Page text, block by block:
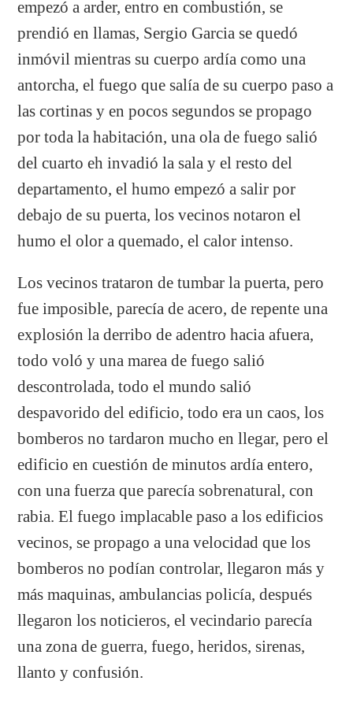
empezó a arder, entro en combustión, se
prendió en llamas, Sergio Garcia se quedó
inmóvil mientras su cuerpo ardía como una
antorcha, el fuego que salía de su cuerpo paso a
las cortinas y en pocos segundos se propago
por toda la habitación, una ola de fuego salió
del cuarto eh invadió la sala y el resto del
departamento, el humo empezó a salir por
debajo de su puerta, los vecinos notaron el
humo el olor a quemado, el calor intenso.
Los vecinos trataron de tumbar la puerta, pero
fue imposible, parecía de acero, de repente una
explosión la derribo de adentro hacia afuera,
todo voló y una marea de fuego salió
descontrolada, todo el mundo salió
despavorido del edificio, todo era un caos, los
bomberos no tardaron mucho en llegar, pero el
edificio en cuestión de minutos ardía entero,
con una fuerza que parecía sobrenatural, con
rabia. El fuego implacable paso a los edificios
vecinos, se propago a una velocidad que los
bomberos no podían controlar, llegaron más y
más maquinas, ambulancias policía, después
llegaron los noticieros, el vecindario parecía
una zona de guerra, fuego, heridos, sirenas,
llanto y confusión.